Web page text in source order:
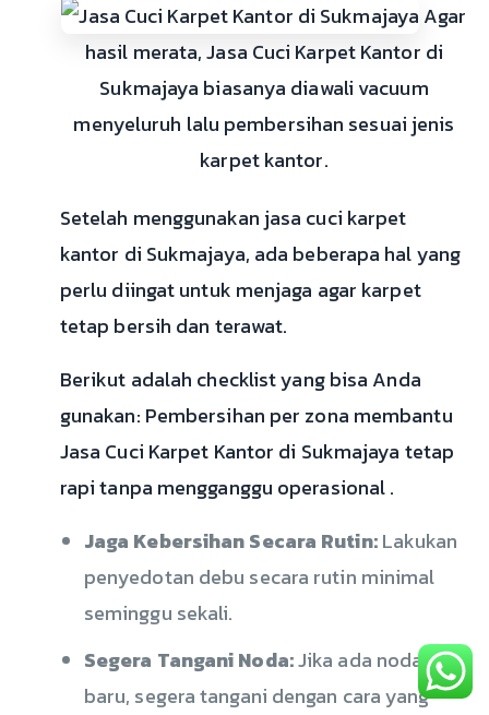
Agar
hasil merata, Jasa Cuci Karpet Kantor di
Sukmajaya biasanya diawali vacuum
menyeluruh lalu pembersihan sesuai jenis
karpet kantor.
Setelah menggunakan jasa cuci karpet
kantor di Sukmajaya, ada beberapa hal yang
perlu diingat untuk menjaga agar karpet
tetap bersih dan terawat.
Berikut adalah checklist yang bisa Anda
gunakan: Pembersihan per zona membantu
Jasa Cuci Karpet Kantor di Sukmajaya tetap
rapi tanpa mengganggu operasional .
Jaga Kebersihan Secara Rutin:Lakukan
penyedotan debu secara rutin minimal
seminggu sekali.
Segera Tangani Noda:Jika ada noda
baru, segera tangani dengan cara yang